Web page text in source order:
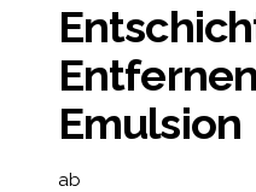
Emulsion
Product
ab